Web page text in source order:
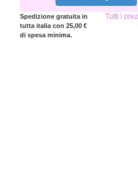
Spedizione gratuita in
tutta italia con 25,00 €
di spesa minima.
Tutti i